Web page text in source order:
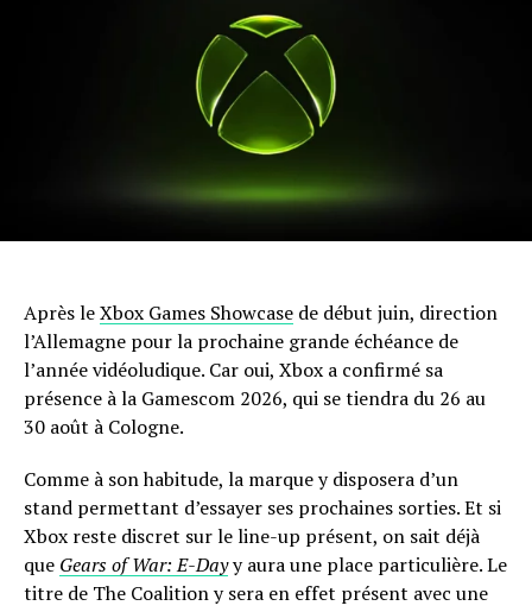
Après leXbox Games Showcase de début juin, direction
l’Allemagne pour la prochaine grande échéance de
l’année vidéoludique. Car oui, Xbox a confirmé sa
présence à la Gamescom 2026, qui se tiendra du 26 au
30 août à Cologne.
Comme à son habitude, la marque y disposera d’un
stand permettant d’essayer ses prochaines sorties. Et si
Xbox reste discret sur le line-up présent, on sait déjà
que Gears of War: E-Dayy aura une place particulière. Le
titre de The Coalition y sera en effet présent avec une